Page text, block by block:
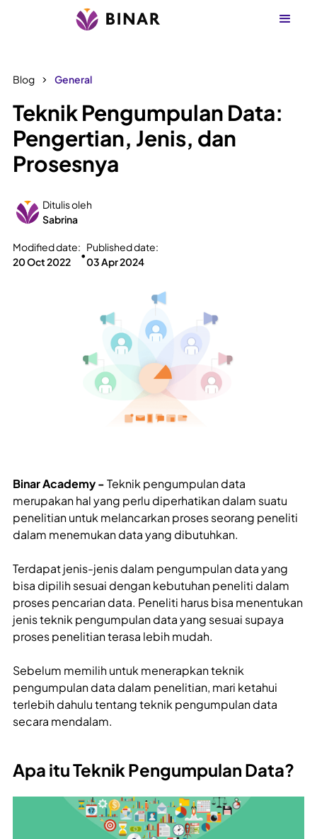
Blog General
Teknik Pengumpulan Data:
Pengertian, Jenis, dan
Prosesnya
Ditulis oleh
Sabrina
Modified date:
20 Oct 2022
•
Published date:
03 Apr 2024
Binar Academy -Teknik pengumpulan data
merupakan hal yang perlu diperhatikan dalam suatu
penelitian untuk melancarkan proses seorang peneliti
dalam menemukan data yang dibutuhkan.
Terdapat jenis-jenis dalam pengumpulan data yang
bisa dipilih sesuai dengan kebutuhan peneliti dalam
proses pencarian data. Peneliti harus bisa menentukan
jenis teknik pengumpulan data yang sesuai supaya
proses penelitian terasa lebih mudah.
Sebelum memilih untuk menerapkan teknik
pengumpulan data dalam penelitian, mari ketahui
terlebih dahulu tentang teknik pengumpulan data
secara mendalam.
Apa itu Teknik Pengumpulan Data?